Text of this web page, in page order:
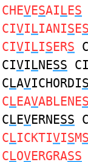
CHEVESAILES
CIVILIANISES
CIVILISERS
CIVILNESS CI
CLAVICHORDIS
CLEAVABLENE
CLEVERNESS C
CLICKTIVISMS
CLOVERGRASS